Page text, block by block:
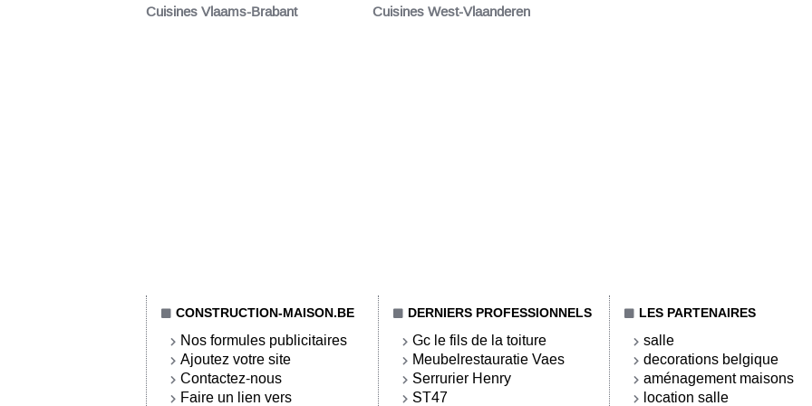
Cuisines Vlaams-Brabant Cuisines West-Vlaanderen
CONSTRUCTION-MAISON.BE
Nos formules publicitaires
Ajoutez votre site
Contactez-nous
Faire un lien vers
DERNIERS PROFESSIONNELS
Gc le fils de la toiture
Meubelrestauratie Vaes
Serrurier Henry
ST47
LES PARTENAIRES
salle
decorations belgique
aménagement maisons
location salle